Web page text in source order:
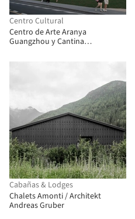
Centro Cultural
Centro de Arte Aranya
Guangzhou y Cantina
Cabañas & Lodges
Chalets Amonti / Architekt
Andreas Gruber